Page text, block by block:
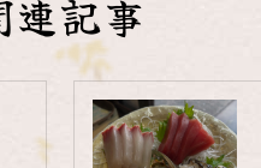
連記事